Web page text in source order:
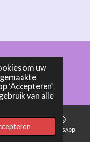
om uw
‘Accepteren’
van alle
Pelt
Kaart WhatsApp